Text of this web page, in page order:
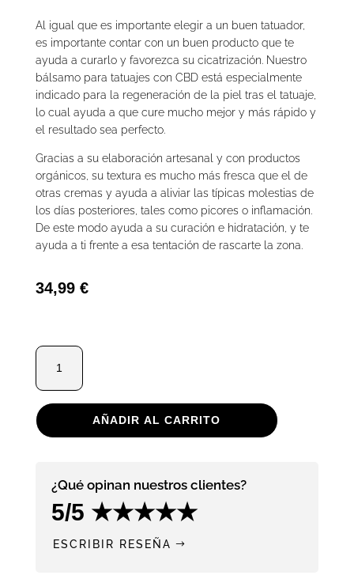
Al igual que es importante elegir a un buen tatuador,
es importante contar con un buen producto que te
ayuda a curarlo y favorezca su cicatrización. Nuestro
bálsamo para tatuajes con CBD está especialmente
indicado para la regeneración de la piel tras el tatuaje,
lo cual ayuda a que cure mucho mejor y más rápido y
el resultado sea perfecto.
Gracias a su elaboración artesanal y con productos
orgánicos, su textura es mucho más fresca que el de
otras cremas y ayuda a aliviar las típicas molestias de
los días posteriores, tales como picores o inflamación.
De este modo ayuda a su curación e hidratación, y te
ayuda a ti frente a esa tentación de rascarte la zona.
34,99 €
Bálsamo
Tatuajes
con
CBD
Ecológico
AÑADIR AL CARRITO
¿Qué opinan nuestros clientes?
5/5 ★★★★★
ESCRIBIR RESEÑA